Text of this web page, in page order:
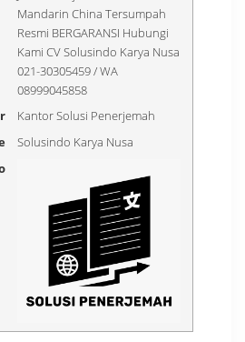
Mandarin China Tersumpah
Resmi BERGARANSI Hubungi
Kami CV Solusindo Karya Nusa
021-30305459 / WA
08999045858
Kantor Solusi Penerjemah
Solusindo Karya Nusa